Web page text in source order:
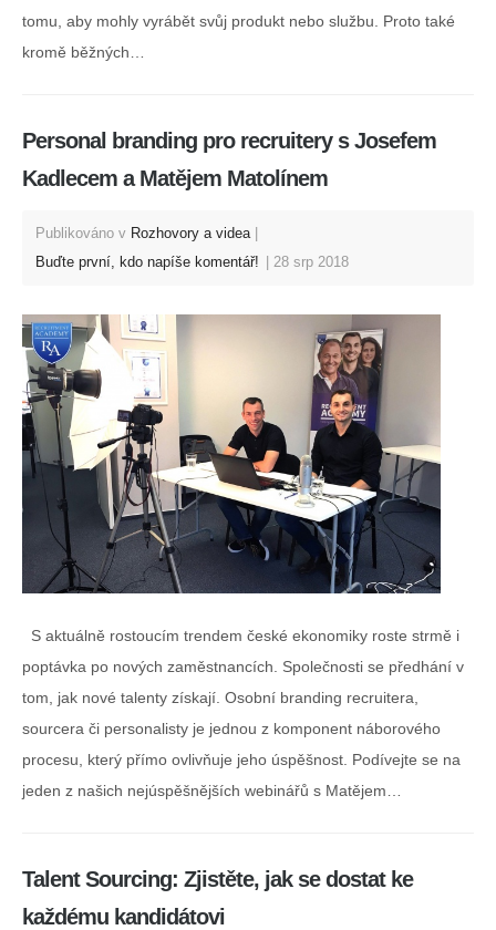
tomu, aby mohly vyrábět svůj produkt nebo službu. Proto také
kromě běžných…
Personal branding pro recruitery s Josefem
Kadlecem a Matějem Matolínem
Publikováno v Rozhovory a videa
Buďte první, kdo napíše komentář!
28 srp 2018
S aktuálně rostoucím trendem české ekonomiky roste strmě i
poptávka po nových zaměstnancích. Společnosti se předhání v
tom, jak nové talenty získají. Osobní branding recruitera,
sourcera či personalisty je jednou z komponent náborového
procesu, který přímo ovlivňuje jeho úspěšnost. Podívejte se na
jeden z našich nejúspěšnějších webinářů s Matějem…
Talent Sourcing: Zjistěte, jak se dostat ke
každému kandidátovi